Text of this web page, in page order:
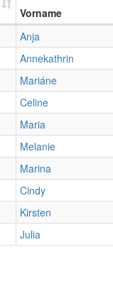
Vorname
Anja
Annekathrin
Mariáne
Celine
Maria
Melanie
Marina
Cindy
Kirsten
Julia